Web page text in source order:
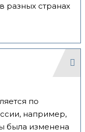
разных странах
по
например,
была изменена